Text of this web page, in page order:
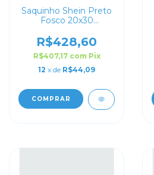
Saquinho Shein Preto
Fosco 20x30
R$428,60
R$407,17 com Pix
12 x de R$44,09
COMPRAR